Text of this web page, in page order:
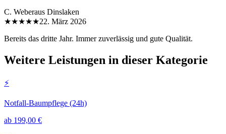
C. Weberaus Dinslaken
★★★★★22. März 2026
Bereits das dritte Jahr. Immer zuverlässig und gute Qualität.
Weitere Leistungen in dieser Kategorie
⚡
Notfall-Baumpflege (24h)
ab 199,00 €